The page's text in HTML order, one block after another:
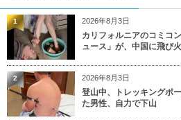
2026年8月3日
カリフォルニアのコミコ
ュース」が、中国に飛び火
1
2026年8月3日
登山中、トレッキングポ
た男性、自力で下山
2